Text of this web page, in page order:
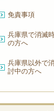
免責事項
兵庫県で消滅
の方へ
兵庫県以外で
討中の方へ